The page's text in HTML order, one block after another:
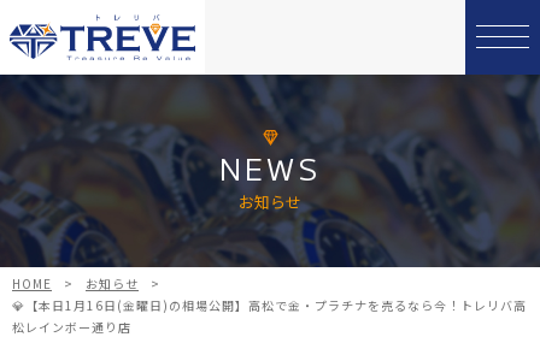
NEWS
お知らせ
HOME > お知らせ
>
💎【本日1月16日(金曜日)の相場公開】高松で金・プラチナを売るなら今！トレリバ高
松レインボー通り店